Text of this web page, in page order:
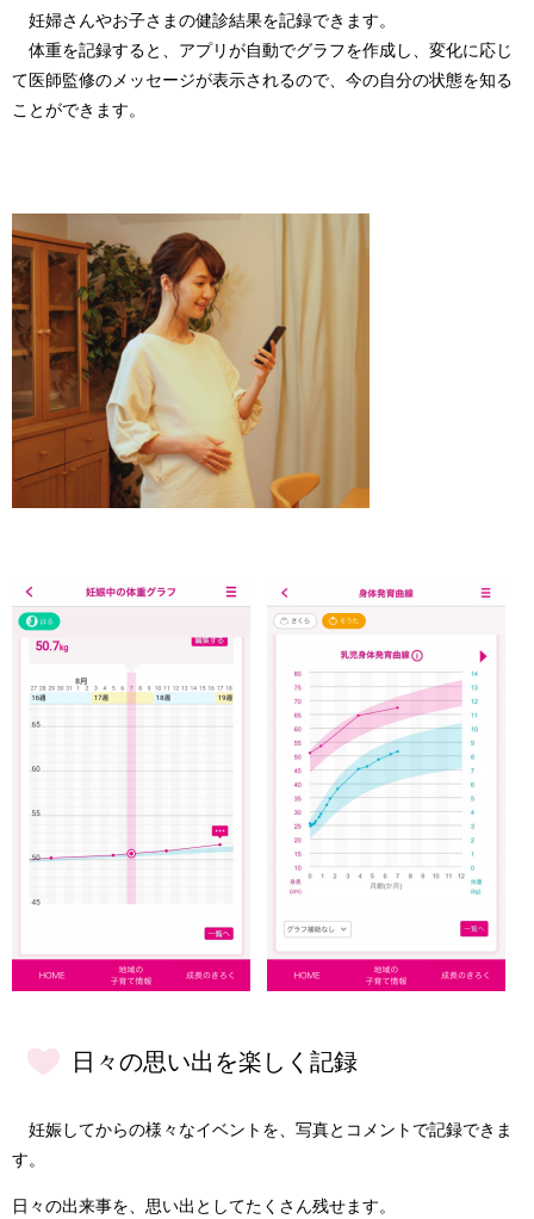
妊婦さんやお子さまの健診結果を記録できます。
体重を記録すると、アプリが自動でグラフを作成し、変化に応じ
て医師監修のメッセージが表示されるので、今の自分の状態を知る
ことができます。
日々の思い出を楽しく記録
妊娠してからの様々なイベントを、写真とコメントで記録できま
す。
日々の出来事を、思い出としてたくさん残せます。